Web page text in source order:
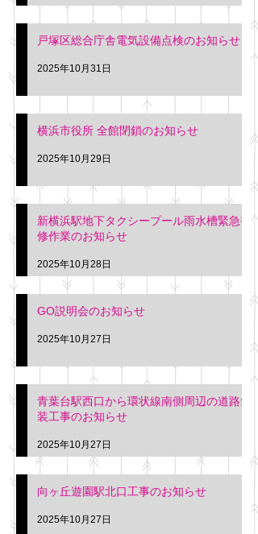
戸塚区総合庁舎電気設備点検のお知らせ
2025年10月31日
横浜市役所 全館閉鎖のお知らせ
2025年10月29日
新横浜駅地下タクシープール雨水槽緊急補
修作業のお知らせ
2025年10月28日
GO説明会のお知らせ
2025年10月27日
青葉台駅西口から環状線南側周辺の道路舗
装工事のお知らせ
2025年10月27日
向ヶ丘遊園駅北口工事のお知らせ
2025年10月27日